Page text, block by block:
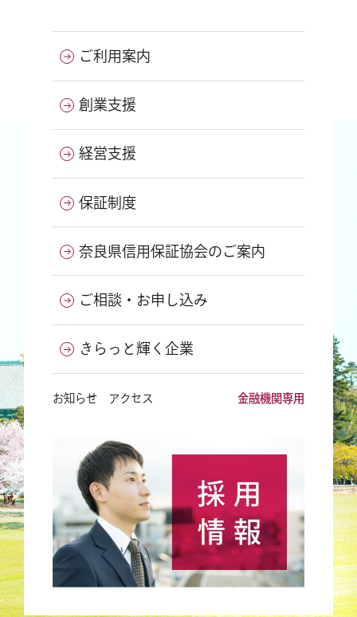
ご利用案内
創業支援
経営支援
保証制度
奈良県信用保証協会のご案内
ご相談・お申し込み
きらっと輝く企業
お知らせ アクセス 金融機関専用